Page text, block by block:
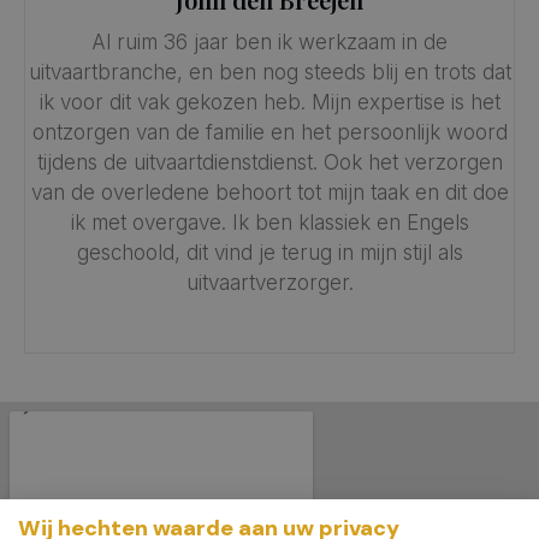
Al ruim 36 jaar ben ik werkzaam in de
uitvaartbranche, en ben nog steeds blij en trots dat
ik voor dit vak gekozen heb. Mijn expertise is het
ontzorgen van de familie en het persoonlijk woord
tijdens de uitvaartdienstdienst. Ook het verzorgen
van de overledene behoort tot mijn taak en dit doe
ik met overgave. Ik ben klassiek en Engels
geschoold, dit vind je terug in mijn stijl als
uitvaartverzorger.
Wij hechten waarde aan uw privacy